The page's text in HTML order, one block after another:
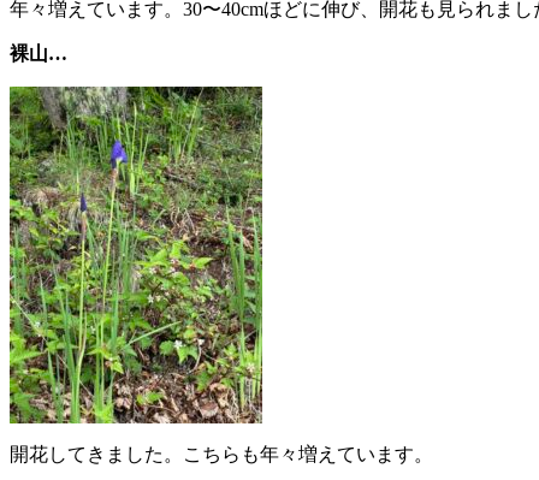
年々増えています。30〜40cmほどに伸び、開花も見られまし
裸山…
開花してきました。こちらも年々増えています。